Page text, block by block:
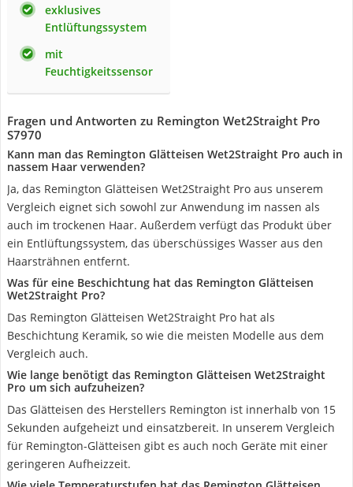
exklusives
Entlüftungssystem
mit
Feuchtigkeitssensor
Fragen und Antworten zu Remington Wet2Straight Pro
S7970
Kann man das Remington Glätteisen Wet2Straight Pro auch in
nassem Haar verwenden?
Ja, das Remington Glätteisen Wet2Straight Pro aus unserem
Vergleich eignet sich sowohl zur Anwendung im nassen als
auch im trockenen Haar. Außerdem verfügt das Produkt über
ein Entlüftungssystem, das überschüssiges Wasser aus den
Haarsträhnen entfernt.
Was für eine Beschichtung hat das Remington Glätteisen
Wet2Straight Pro?
Das Remington Glätteisen Wet2Straight Pro hat als
Beschichtung Keramik, so wie die meisten Modelle aus dem
Vergleich auch.
Wie lange benötigt das Remington Glätteisen Wet2Straight
Pro um sich aufzuheizen?
Das Glätteisen des Herstellers Remington ist innerhalb von 15
Sekunden aufgeheizt und einsatzbereit. In unserem Vergleich
für Remington-Glätteisen gibt es auch noch Geräte mit einer
geringeren Aufheizzeit.